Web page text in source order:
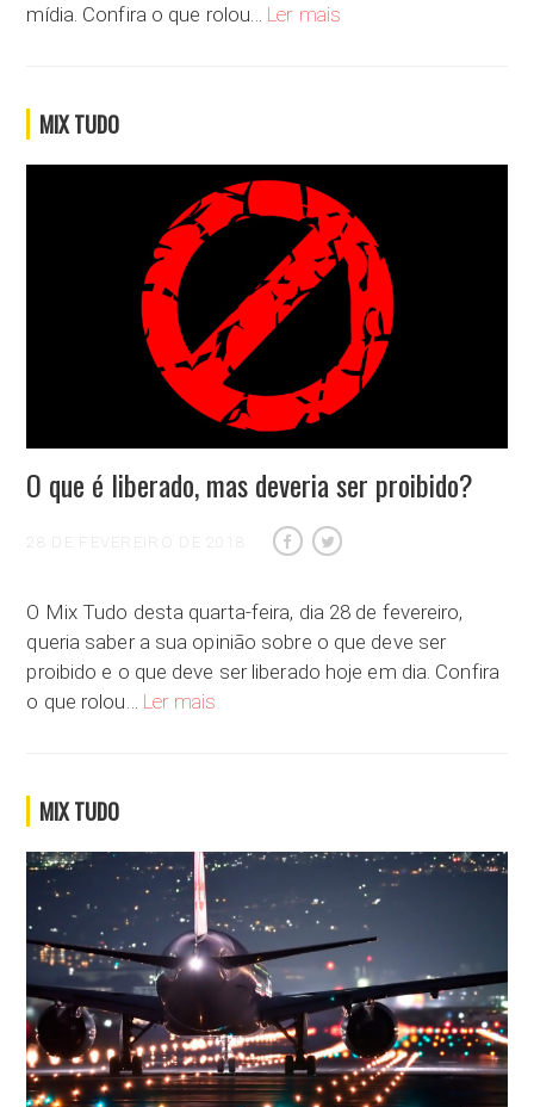
mídia. Confira o que rolou… Ler mais
MIX TUDO
O que é liberado, mas deveria ser proibido?
28 DE FEVEREIRO DE 2018
O Mix Tudo desta quarta-feira, dia 28 de fevereiro,
queria saber a sua opinião sobre o que deve ser
proibido e o que deve ser liberado hoje em dia. Confira
o que rolou… Ler mais
MIX TUDO